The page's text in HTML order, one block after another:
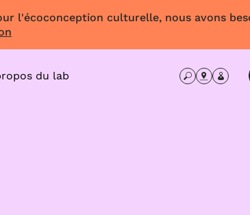
l'écoconception culturelle, nous avons
du lab